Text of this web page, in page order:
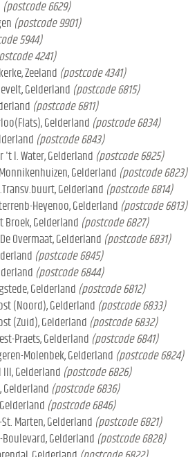
(postcode 6629)
(postcode 9901)
5944)
4241)
Zeeland (postcode 4341)
Gelderland (postcode 6815)
(postcode 6811)
Gelderland (postcode 6834)
(postcode 6843)
't l. Water, Gelderland (postcode 6825)
Gelderland (postcode 6823)
Gelderland (postcode 6814)
Heyenoo, Gelderland (postcode 6813)
Gelderland (postcode 6827)
Overmaat, Gelderland (postcode 6831)
(postcode 6845)
(postcode 6844)
Gelderland (postcode 6812)
(Noord), Gelderland (postcode 6833)
(Zuid), Gelderland (postcode 6832)
Praets, Gelderland (postcode 6841)
Molenbek, Gelderland (postcode 6824)
Gelderland (postcode 6826)
Gelderland (postcode 6836)
(postcode 6846)
Marten, Gelderland (postcode 6821)
Gelderland (postcode 6828)